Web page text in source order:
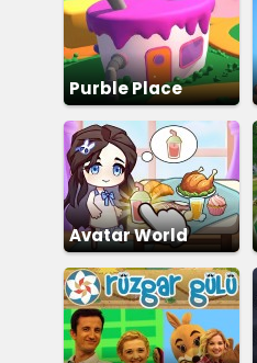
Purble Place
Avatar World